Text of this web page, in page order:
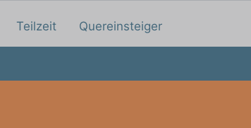
Teilzeit Quereinsteiger